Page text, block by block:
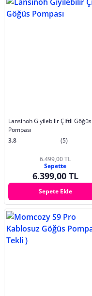
Lansinoh Giyilebilir Çiftli Göğüs
Pompası
3.8
(5)
6.499,00 TL
Sepette
6.399,00 TL
Sepete Ekle